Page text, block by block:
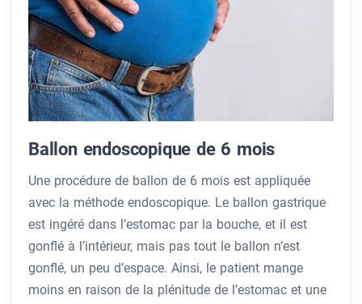
Ballon endoscopique de 6 mois
Une procédure de ballon de 6 mois est appliquée
avec la méthode endoscopique. Le ballon gastrique
est ingéré dans l’estomac par la bouche, et il est
gonflé à l’intérieur, mais pas tout le ballon n’est
gonflé, un peu d’espace. Ainsi, le patient mange
moins en raison de la plénitude de l’estomac et une